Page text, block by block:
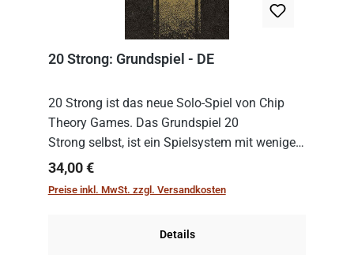
20 Strong: Grundspiel - DE
20 Strong ist das neue Solo-Spiel von Chip
Theory Games. Das Grundspiel 20
Strong selbst, ist ein Spielsystem mit wenigen,
einfachen Regeln. Um es zu spielen, muss es
immer mit einem Themenset ergänzt werden.
Regulärer Preis:
34,00 €
Preise inkl. MwSt. zzgl. Versandkosten
Details